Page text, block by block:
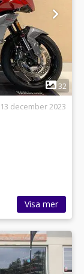
32
13 december 2023
Visa mer